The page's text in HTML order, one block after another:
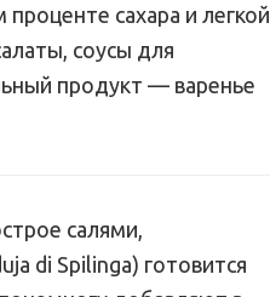
сахара и легкой
соусы для
продукт — варенье
салями,
di Spilinga) готовится